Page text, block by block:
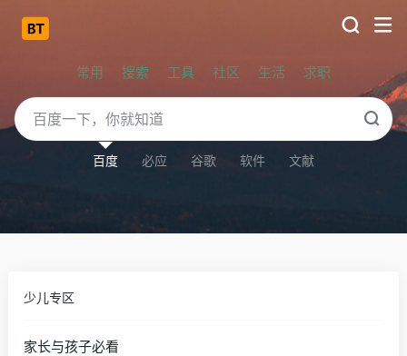
常用 搜索 工具 社区 生活 求职
百度 必应 谷歌 软件 文献
少儿专区
家长与孩子必看